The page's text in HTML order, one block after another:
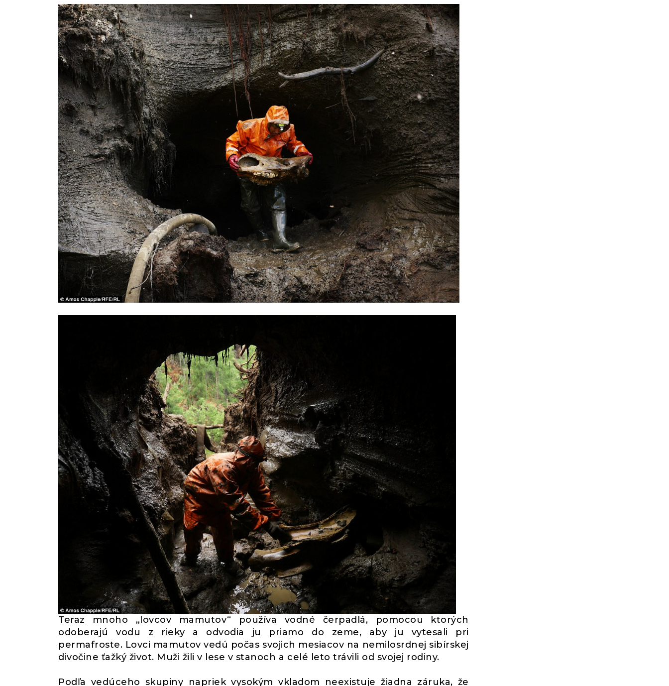
Teraz mnoho „lovcov mamutov“ používa vodné čerpadlá, pomocou ktorých
odoberajú vodu z rieky a odvodia ju priamo do zeme, aby ju vytesali pri
permafroste. Lovci mamutov vedú počas svojich mesiacov na nemilosrdnej sibírskej
divočine ťažký život. Muži žili v lese v stanoch a celé leto trávili od svojej rodiny.
Podľa vedúceho skupiny napriek vysokým vkladom neexistuje žiadna záruka, že